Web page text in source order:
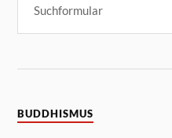
BUDDHISMUS